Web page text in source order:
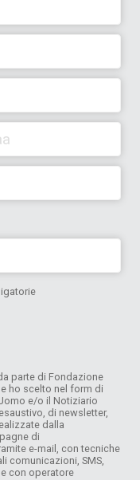
parte di Fondazione
ho scelto nel form di
e/o il Notiziario
di newsletter,
dalla
di
e-mail, con tecniche
comunicazioni, SMS,
con operatore